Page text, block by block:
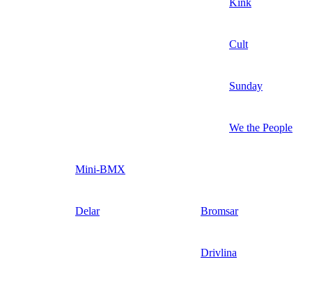
Cult
Sunday
We the People
Mini-BMX
Delar Bromsar
Drivlina